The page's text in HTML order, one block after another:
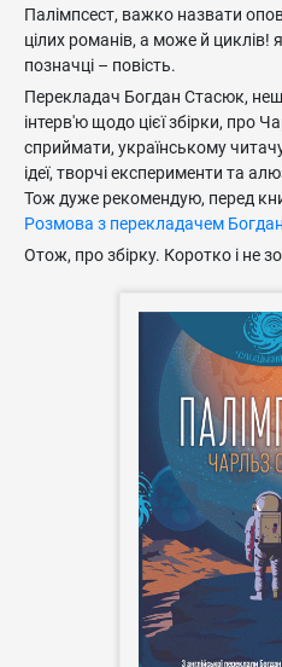
Палімпсест, важко назвати
цілих романів, а може й циклів!
позначці – повість.
Перекладач Богдан Стасюк,
інтерв'ю щодо цієї збірки, про
сприймати, українському
ідеї, творчі експерименти та
Тож дуже рекомендую, перед
Розмова з перекладачем
Отож, про збірку. Коротко і не